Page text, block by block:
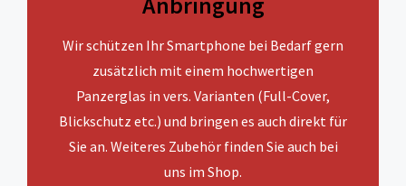
Wir schützen Ihr Smartphone bei Bedarf gern
zusätzlich mit einem hochwertigen
Panzerglas in vers. Varianten (Full-Cover,
Blickschutz etc.) und bringen es auch direkt für
Sie an. Weiteres Zubehör finden Sie auch bei
uns im Shop.